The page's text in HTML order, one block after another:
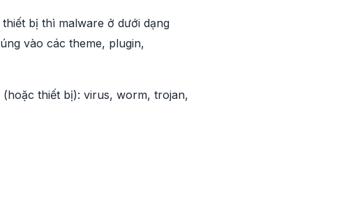
bị thì malware ở dưới dạng
vào các theme, plugin,
thiết bị): virus, worm, trojan,